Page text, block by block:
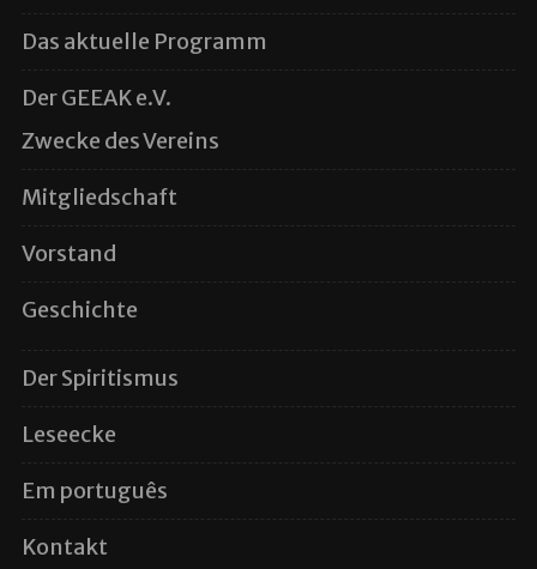
Das aktuelle Programm
Der GEEAK e.V.
Zwecke des Vereins
Mitgliedschaft
Vorstand
Geschichte
Der Spiritismus
Leseecke
Em português
Kontakt